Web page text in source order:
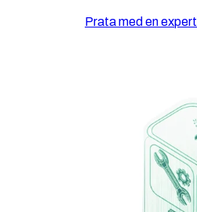
Prata med en expert